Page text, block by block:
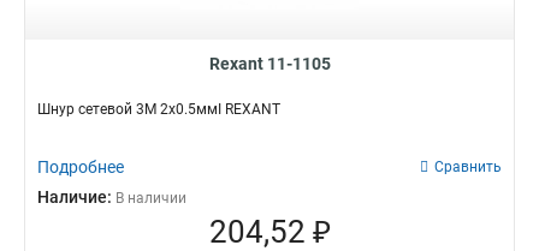
Rexant 11-1105
Шнур сетевой 3М 2x0.5ммІ REXANT
Подробнее Сравнить
Наличие: В наличии
204,52 ₽